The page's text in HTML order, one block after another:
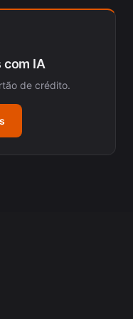
IA
de crédito.